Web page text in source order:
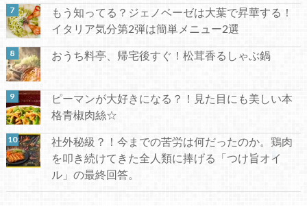
もう知ってる？ジェノベーゼは大葉で昇華する！
イタリア気分第2弾は簡単メニュー2選
おうち料亭、帰宅後すぐ！松茸香るしゃぶ鍋
ピーマンが大好きになる？！見た目にも美しい本
格青椒肉絲☆
社外秘級？！今までの苦労は何だったのか。鶏肉
を叩き続けてきた全人類に捧げる「つけ旨オイ
ル」の最終回答。